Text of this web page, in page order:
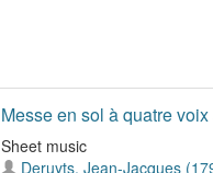
Messe en sol à quatre
Sheet music
Deruyts, Jean-Jacques